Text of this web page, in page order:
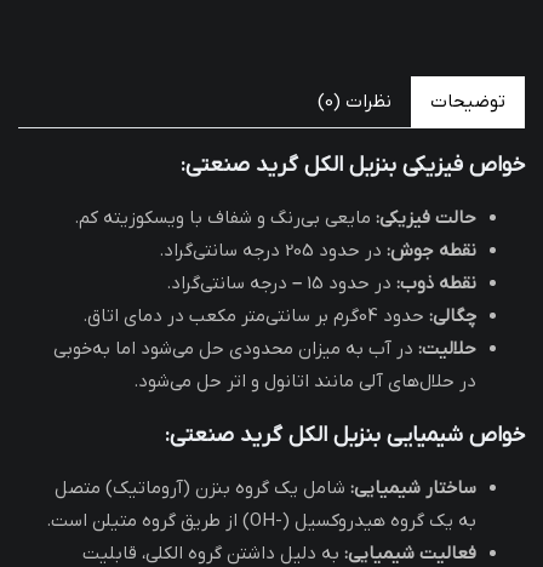
توضیحات نظرات (0)
خواص فیزیکی بنزیل الکل گرید صنعتی:
حالت فیزیکی: مایعی بی‌رنگ و شفاف با ویسکوزیته کم.
نقطه جوش: در حدود 205 درجه سانتی‌گراد.
نقطه ذوب: در حدود 15 – درجه سانتی‌گراد.
چگالی: حدود 04گرم بر سانتی‌متر مکعب در دمای اتاق.
حلالیت: در آب به میزان محدودی حل می‌شود اما به‌خوبی
در حلال‌های آلی مانند اتانول و اتر حل می‌شود.
خواص شیمیایی بنزیل الکل گرید صنعتی:
ساختار شیمیایی: شامل یک گروه بنزن (آروماتیک) متصل
به یک گروه هیدروکسیل (-OH) از طریق گروه متیلن است.
فعالیت شیمیایی: به دلیل داشتن گروه الکلی، قابلیت